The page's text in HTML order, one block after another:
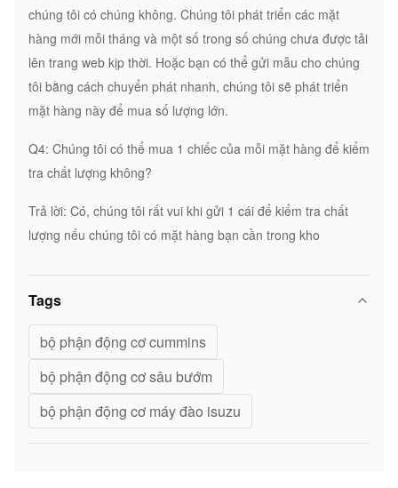
chúng tôi có chúng không. Chúng tôi phát triển các mặt
hàng mới mỗi tháng và một số trong số chúng chưa được tải
lên trang web kịp thời. Hoặc bạn có thể gửi mẫu cho chúng
tôi bằng cách chuyển phát nhanh, chúng tôi sẽ phát triển
mặt hàng này để mua số lượng lớn.
Q4: Chúng tôi có thể mua 1 chiếc của mỗi mặt hàng để kiểm
tra chất lượng không?
Trả lời: Có, chúng tôi rất vui khi gửi 1 cái để kiểm tra chất
lượng nếu chúng tôi có mặt hàng bạn cần trong kho
Tags
bộ phận động cơ cummins
bộ phận động cơ sâu bướm
bộ phận động cơ máy đào isuzu